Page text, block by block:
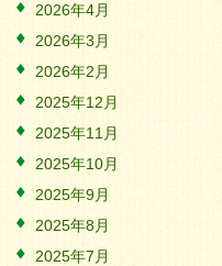
2026年4月
2026年3月
2026年2月
2025年12月
2025年11月
2025年10月
2025年9月
2025年8月
2025年7月